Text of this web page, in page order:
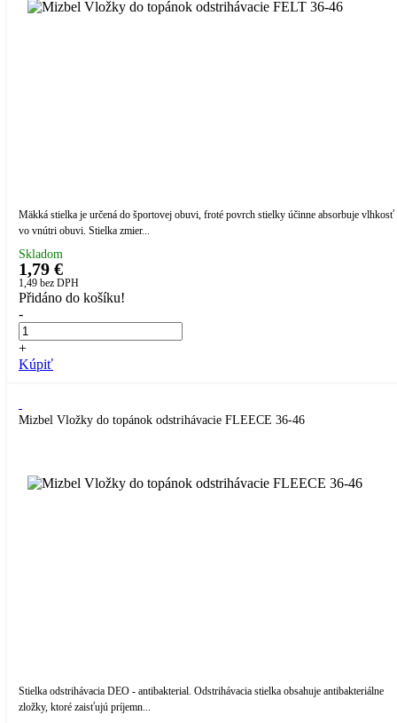
Mäkká stielka je určená do športovej obuvi, froté povrch stielky účinne absorbuje vlhkosť
vo vnútri obuvi. Stielka zmier...
Skladom
1,79 €
1,49 bez DPH
Přidáno do košíku!
-
+
Kúpiť
Mizbel Vložky do topánok odstrihávacie FLEECE 36-46
Stielka odstrihávacia DEO - antibakterial. Odstrihávacia stielka obsahuje antibakteriálne
zložky, ktoré zaisťujú príjemn...